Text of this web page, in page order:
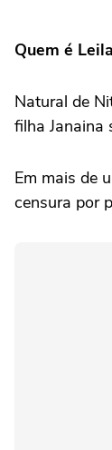
Quem é
Natural de
filha Janaina
Em mais de
censura por